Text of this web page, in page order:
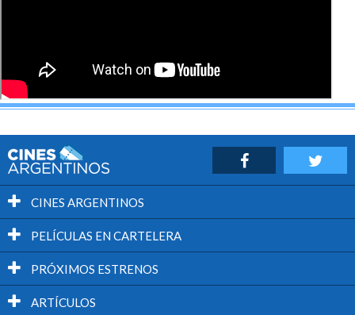
CINES ARGENTINOS
PELÍCULAS EN CARTELERA
PRÓXIMOS ESTRENOS
ARTÍCULOS